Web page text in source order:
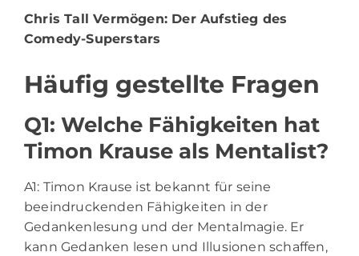
Chris Tall Vermögen: Der Aufstieg des
Comedy-Superstars
Häufig gestellte Fragen
Q1: Welche Fähigkeiten hat
Timon Krause als Mentalist?
A1: Timon Krause ist bekannt für seine
beeindruckenden Fähigkeiten in der
Gedankenlesung und der Mentalmagie. Er
kann Gedanken lesen und Illusionen schaffen,